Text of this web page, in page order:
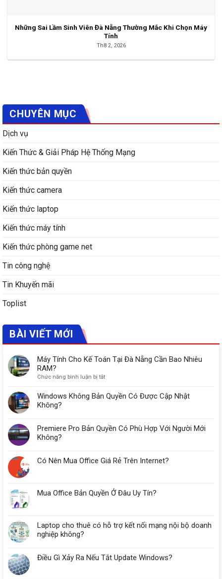
Những Sai Lầm Sinh Viên Đà Nẵng Thường Mắc Khi Chọn Máy
Tính
Th8 2, 2026
CHUYÊN MỤC
Dịch vụ
Kiến Thức & Giải Pháp Hệ Thống Mạng
Kiến thức bản quyền
Kiến thức camera
Kiến thức laptop
Kiến thức máy tính
Kiến thức phòng game net
Tin công nghệ
Tin Khuyến mãi
Toplist
BÀI VIẾT MỚI
Máy Tính Cho Kế Toán Tại Đà Nẵng Cần Bao Nhiêu
RAM?
Chức năng bình luận bị tắtở
Tính
Cho
Tại
Bao
Windows Không Bản Quyền Có Được Cập Nhật
Không?
Premiere Pro Bản Quyền Có Phù Hợp Với Người Mới
Không?
Có Nên Mua Office Giá Rẻ Trên Internet?
Mua Office Bản Quyền Ở Đâu Uy Tín?
Laptop cho thuê có hỗ trợ kết nối mạng nội bộ doanh
nghiệp không?
Điều Gì Xảy Ra Nếu Tắt Update Windows?